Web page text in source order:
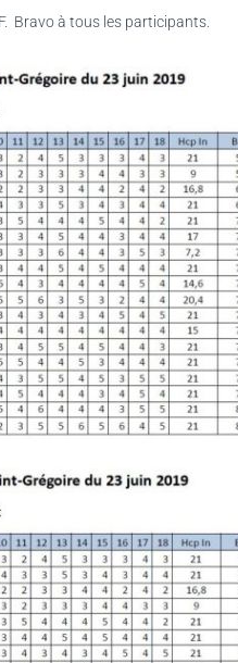
Bravo à tous les participants.